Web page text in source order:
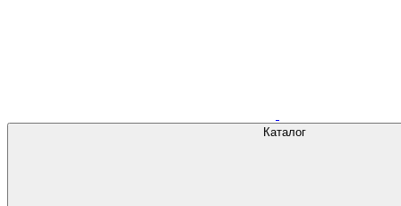
Каталог